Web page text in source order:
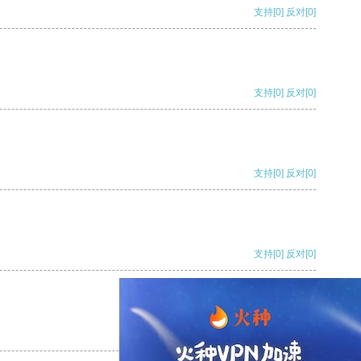
支持[0] 反对[0]
支持[0] 反对[0]
支持[0] 反对[0]
支持[0] 反对[0]